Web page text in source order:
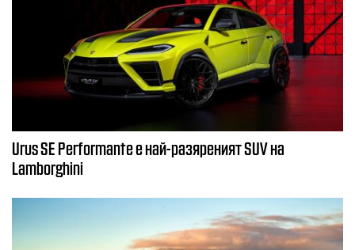
Urus SE Performante е най-разяреният SUV на
Lamborghini